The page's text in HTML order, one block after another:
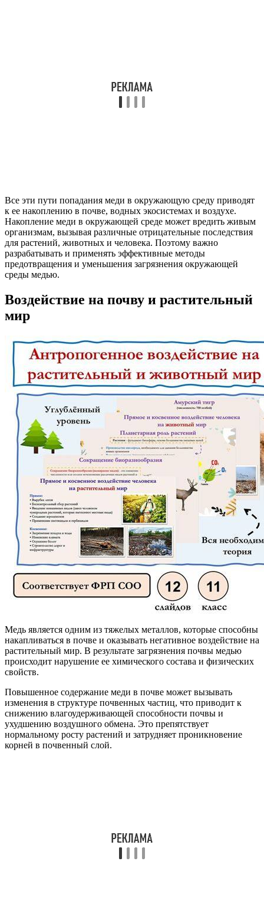
Все эти пути попадания меди в окружающую среду приводят
к ее накоплению в почве, водных экосистемах и воздухе.
Накопление меди в окружающей среде может вредить живым
организмам, вызывая различные отрицательные последствия
для растений, животных и человека. Поэтому важно
разрабатывать и применять эффективные методы
предотвращения и уменьшения загрязнения окружающей
среды медью.
Воздействие на почву и растительный
мир
Медь является одним из тяжелых металлов, которые способны
накапливаться в почве и оказывать негативное воздействие на
растительный мир. В результате загрязнения почвы медью
происходит нарушение ее химического состава и физических
свойств.
Повышенное содержание меди в почве может вызывать
изменения в структуре почвенных частиц, что приводит к
снижению влагоудерживающей способности почвы и
ухудшению воздушного обмена. Это препятствует
нормальному росту растений и затрудняет проникновение
корней в почвенный слой.